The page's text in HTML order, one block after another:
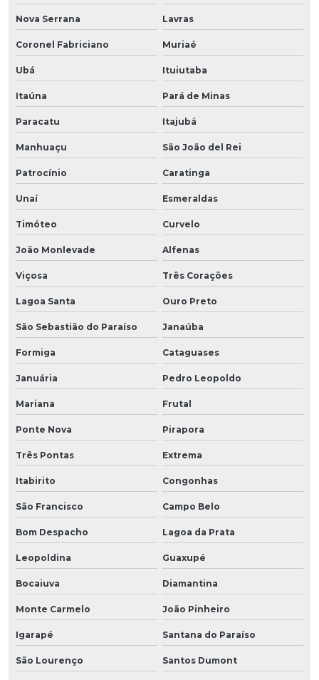
Nova Serrana Lavras
Coronel Fabriciano Muriaé
Ubá Ituiutaba
Itaúna Pará de Minas
Paracatu Itajubá
Manhuaçu São João del Rei
Patrocínio Caratinga
Unaí Esmeraldas
Timóteo Curvelo
João Monlevade Alfenas
Viçosa Três Corações
Lagoa Santa Ouro Preto
São Sebastião do Paraíso Janaúba
Formiga Cataguases
Januária Pedro Leopoldo
Mariana Frutal
Ponte Nova Pirapora
Três Pontas Extrema
Itabirito Congonhas
São Francisco Campo Belo
Bom Despacho Lagoa da Prata
Leopoldina Guaxupé
Bocaiuva Diamantina
Monte Carmelo João Pinheiro
Igarapé Santana do Paraíso
São Lourenço Santos Dumont